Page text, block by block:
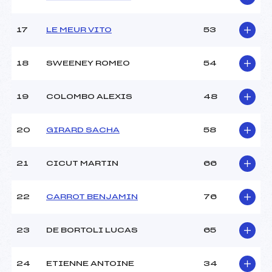
17 LE MEUR VITO 53
18 SWEENEY ROMEO 54
19 COLOMBO ALEXIS 48
20 GIRARD SACHA 58
21 CICUT MARTIN 66
22 CARROT BENJAMIN 76
23 DE BORTOLI LUCAS 65
24 ETIENNE ANTOINE 34